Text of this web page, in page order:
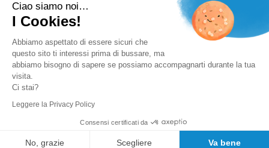
© 2026 Girodmedical. Tutti i diritti riservati. Partita IVA
00344269998
Pagamento 100% Securizzato
Ciao siamo noi…
I Cookies!
Abbiamo aspettato di essere sicuri che
questo sito ti interessi prima di bussare, ma
abbiamo bisogno di sapere se possiamo accompagnarti durante la tua
visita.
Ci stai?
Leggere la Privacy Policy
Consensi certificati da
No, grazie Scegliere Va bene